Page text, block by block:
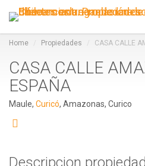
Home Propiedades CASA CALLE
CASA CALLE
ESPAÑA
Maule, Curicó, Amazonas, Curico
Descripcion propiedad